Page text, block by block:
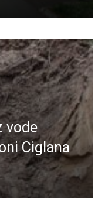
vode
Ciglana